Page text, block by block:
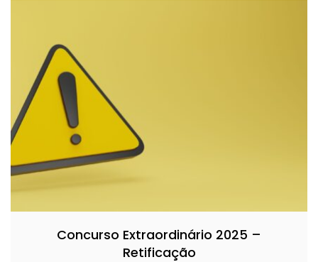
Concurso Extraordinário 2025 –
Retificação